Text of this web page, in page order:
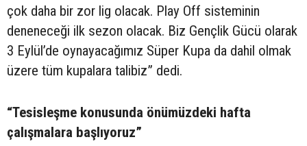
çok daha bir zor lig olacak. Play Off sisteminin
deneneceği ilk sezon olacak. Biz Gençlik Gücü olarak
3 Eylül’de oynayacağımız Süper Kupa da dahil olmak
üzere tüm kupalara talibiz” dedi.
“Tesisleşme konusunda önümüzdeki hafta
çalışmalara başlıyoruz”